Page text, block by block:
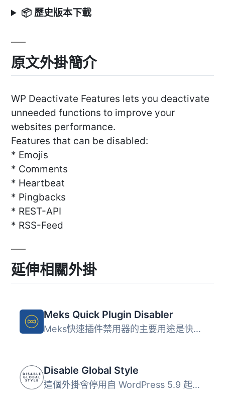
📦 歷史版本下載
原文外掛簡介
WP Deactivate Features lets you deactivate
unneeded functions to improve your
websites performance.
Features that can be disabled:
* Emojis
* Comments
* Heartbeat
* Pingbacks
* REST-API
* RSS-Feed
延伸相關外掛
Meks Quick Plugin Disabler
Meks快速插件禁用器的主要用途是快速找出網站上最近遇到的任...
Disable Global Style
這個外掛會停用自 WordPress 5.9 起所內嵌的全域樣式，也會移...